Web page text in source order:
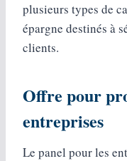
plusieurs types de
épargne destinés à
clients.
Offre pour
entreprises
Le panel pour les